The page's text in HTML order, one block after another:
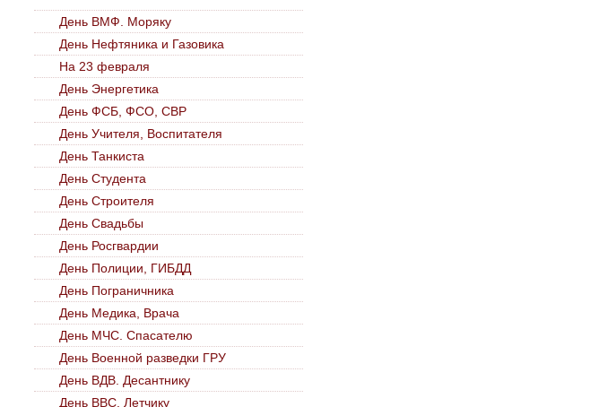
День ВМФ. Моряку
День Нефтяника и Газовика
На 23 февраля
День Энергетика
День ФСБ, ФСО, СВР
День Учителя, Воспитателя
День Танкиста
День Студента
День Строителя
День Свадьбы
День Росгвардии
День Полиции, ГИБДД
День Пограничника
День Медика, Врача
День МЧС. Спасателю
День Военной разведки ГРУ
День ВДВ. Десантнику
День ВВС. Летчику